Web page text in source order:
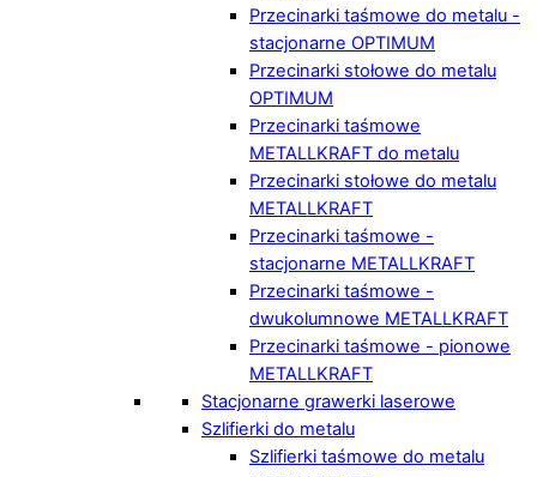
Przecinarki taśmowe do metalu -
stacjonarne OPTIMUM
Przecinarki stołowe do metalu
OPTIMUM
Przecinarki taśmowe
METALLKRAFT do metalu
Przecinarki stołowe do metalu
METALLKRAFT
Przecinarki taśmowe -
stacjonarne METALLKRAFT
Przecinarki taśmowe -
dwukolumnowe METALLKRAFT
Przecinarki taśmowe - pionowe
METALLKRAFT
Stacjonarne grawerki laserowe
Szlifierki do metalu
Szlifierki taśmowe do metalu